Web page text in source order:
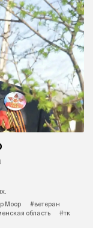
Моор
#ветеран
область #тк